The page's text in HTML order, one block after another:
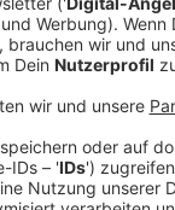
Zahl der Corona-
auf der
in Münster